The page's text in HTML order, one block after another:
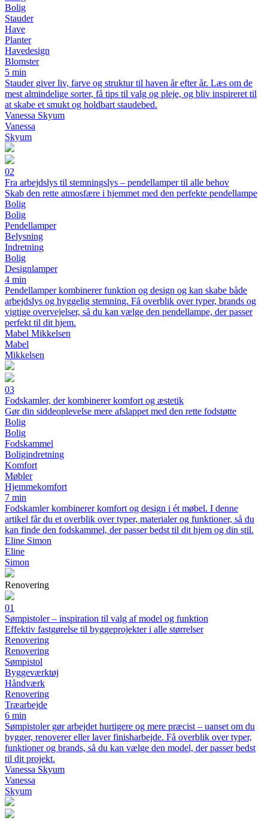
Bolig
Stauder
Have
Planter
Havedesign
Blomster
5 min
Stauder giver liv, farve og struktur til haven år efter år. Læs om de
mest almindelige sorter, få tips til valg og pleje, og bliv inspireret til
at skabe et smukt og holdbart staudebed.
Vanessa Skyum
Vanessa
Skyum
02
Fra arbejdslys til stemningslys – pendellamper til alle behov
Skab den rette atmosfære i hjemmet med den perfekte pendellampe
Bolig
Bolig
Pendellamper
Belysning
Indretning
Bolig
Designlamper
4 min
Pendellamper kombinerer funktion og design og kan skabe både
arbejdslys og hyggelig stemning. Få overblik over typer, brands og
vigtige overvejelser, så du kan vælge den pendellampe, der passer
perfekt til dit hjem.
Mabel Mikkelsen
Mabel
Mikkelsen
03
Fodskamler, der kombinerer komfort og æstetik
Gør din siddeoplevelse mere afslappet med den rette fodstøtte
Bolig
Bolig
Fodskammel
Boligindretning
Komfort
Møbler
Hjemmekomfort
7 min
Fodskamler kombinerer komfort og design i ét møbel. I denne
artikel får du et overblik over typer, materialer og funktioner, så du
kan finde den fodskammel, der passer bedst til dit hjem og din stil.
Eline Simon
Eline
Simon
Renovering
01
Sømpistoler – inspiration til valg af model og funktion
Effektiv fastgørelse til byggeprojekter i alle størrelser
Renovering
Renovering
Sømpistol
Byggeværktøj
Håndværk
Renovering
Træarbejde
6 min
Sømpistoler gør arbejdet hurtigere og mere præcist – uanset om du
bygger, renoverer eller laver finisharbejde. Få overblik over typer,
funktioner og brands, så du kan vælge den model, der passer bedst
til dit projekt.
Vanessa Skyum
Vanessa
Skyum